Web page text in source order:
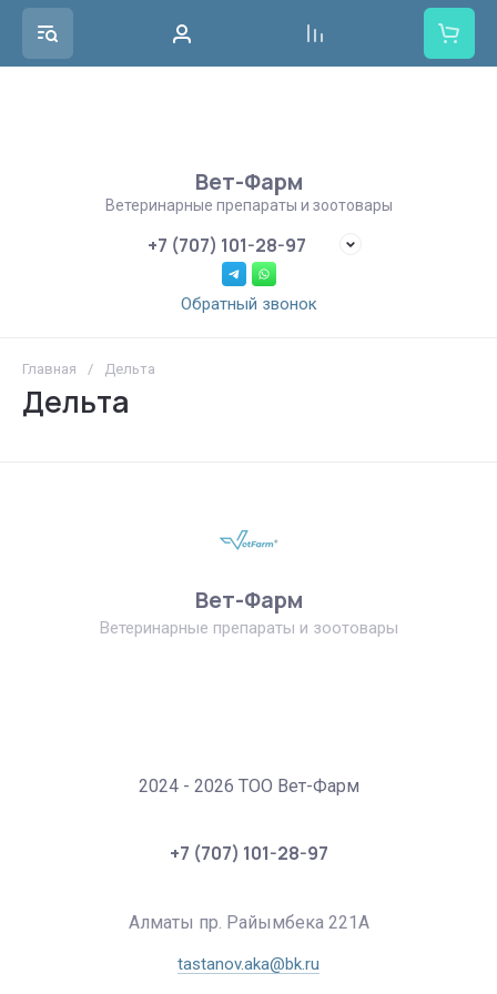
Вет-Фарм
Ветеринарные препараты и зоотовары
+7 (707) 101-28-97
Обратный звонок
Главная / Дельта
Дельта
Вет-Фарм
Ветеринарные препараты и зоотовары
2024 - 2026 ТОО Вет-Фарм
+7 (707) 101-28-97
Алматы пр. Райымбека 221А
tastanov.aka@bk.ru